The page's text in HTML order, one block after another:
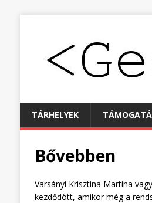
TÁRHELYEK
Bővebben
Varsányi Krisztina Martina
kezdődött, amikor még a